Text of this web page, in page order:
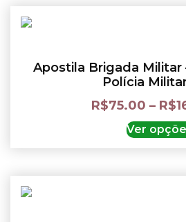
Apostila Brigada Militar
Polícia
R$75.00 – R$
Ver